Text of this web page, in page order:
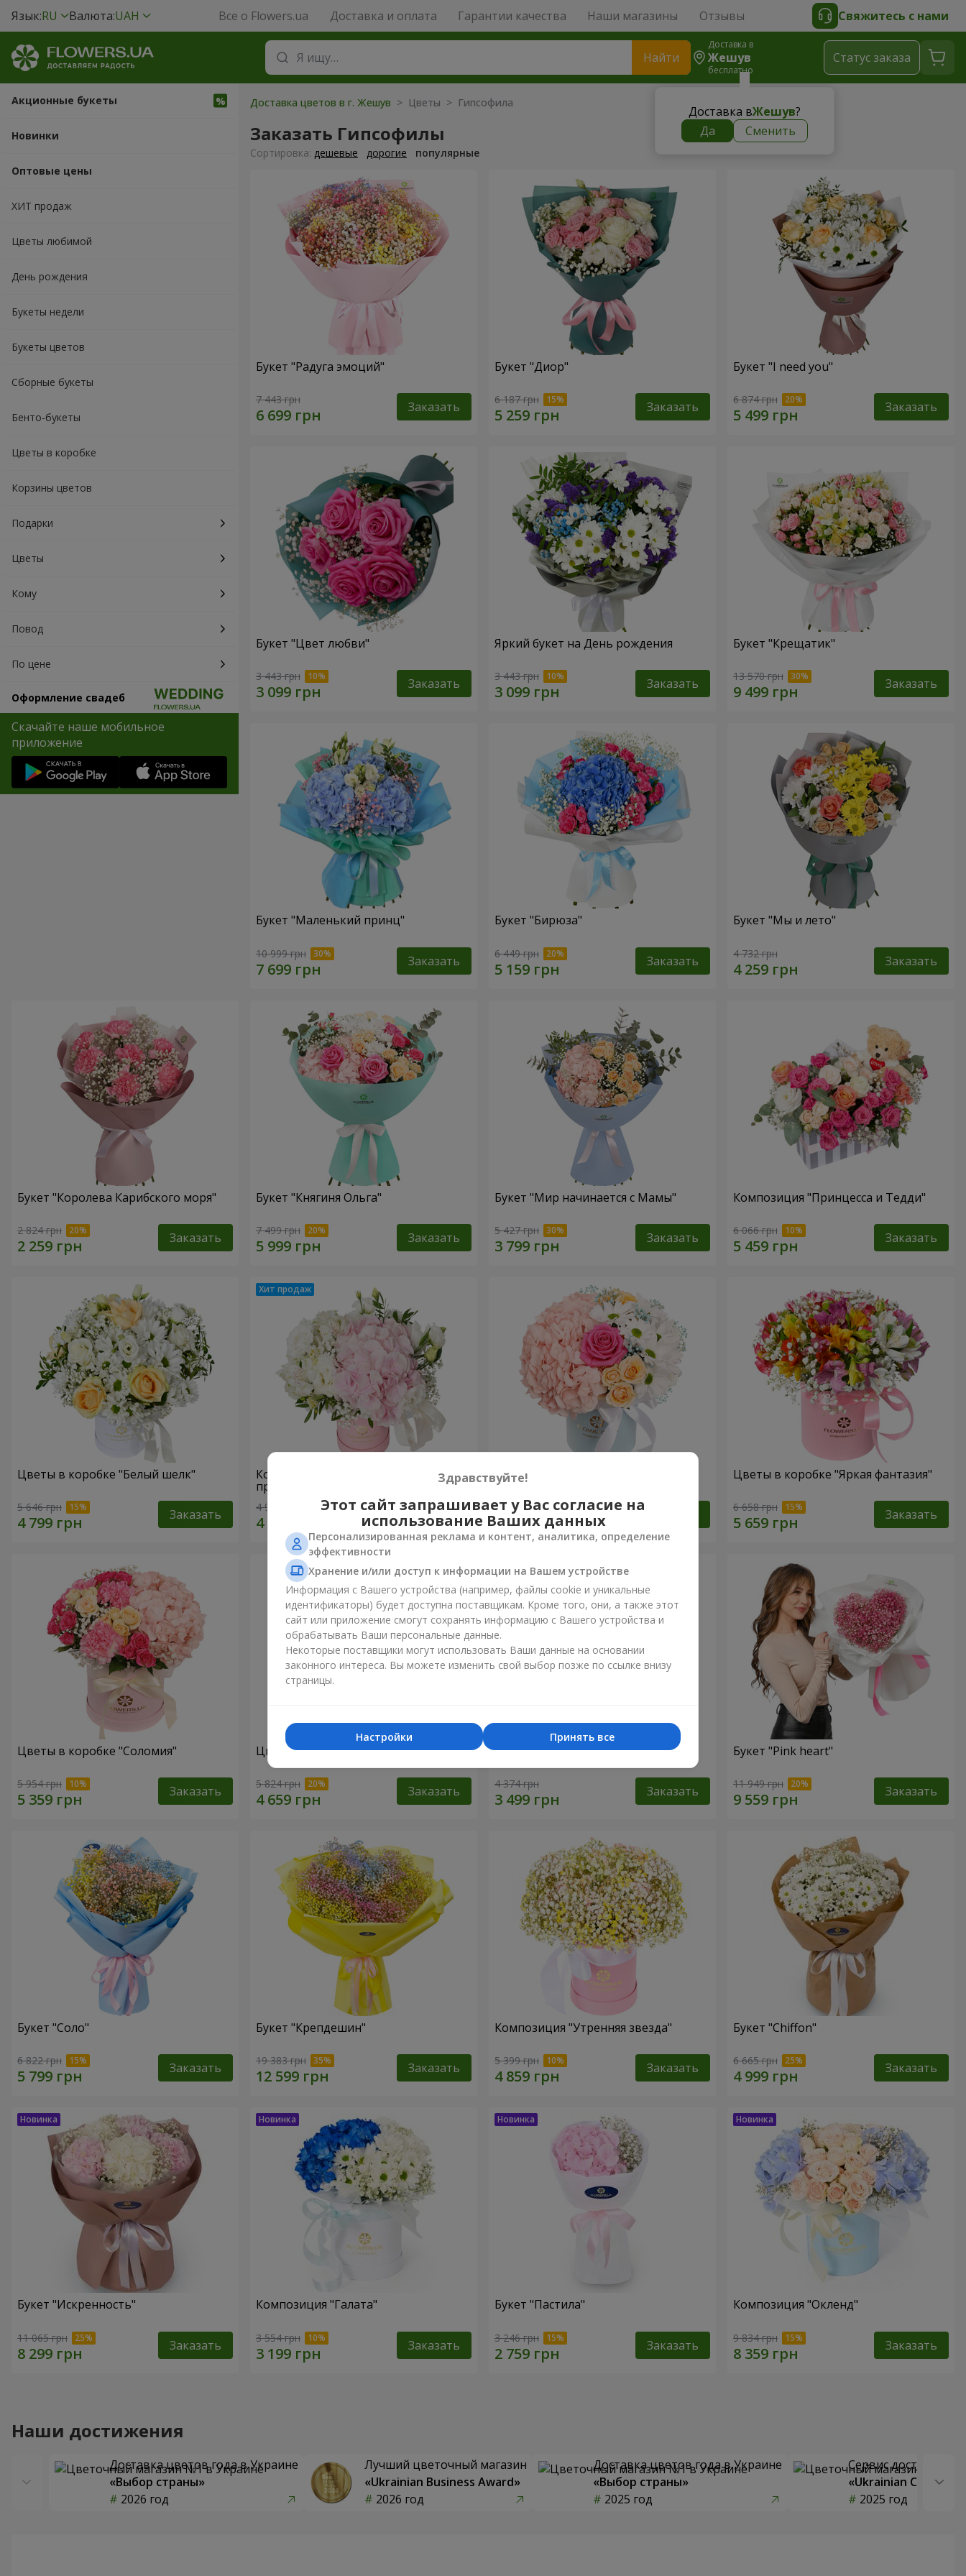
Язык:RU Валюта:UAH Все о Flowers.ua Доставка и оплата Гарантии качества Наши магазины Отзывы Свяжитесь с нами
Найти
Доставка в
Жешув
бесплатно
Доставка вЖешув?
Да
Сменить
Cтатус заказа
Акционные букеты
Новинки
Оптовые цены
ХИТ продаж
Цветы любимой
День рождения
Букеты недели
Букеты цветов
Сборные букеты
Бенто-букеты
Цветы в коробке
Корзины цветов
Подарки
Цветы
Кому
Повод
По цене
Оформление свадеб
Скачайте наше мобильное
приложение
Доставка цветов в г. Жешув > Цветы > Гипсофила
Заказать Гипсофилы
Cортировка: дешевые дорогие популярные
Букет "Радуга эмоций"
7 443 грн Заказать
Букет "Диор"
6 187 грн Заказать
Букет "I need you"
6 874 грн Заказать
Букет "Цвет любви"
3 443 грн Заказать
Яркий букет на День рождения
3 443 грн Заказать
Букет "Крещатик"
13 570 грн Заказать
Букет "Маленький принц"
10 999 грн Заказать
Букет "Бирюза"
6 449 грн Заказать
Букет "Мы и лето"
4 732 грн Заказать
Букет "Королева Карибского моря"
2 824 грн Заказать
Букет "Княгиня Ольга"
7 499 грн Заказать
Букет "Мир начинается с Мамы"
5 427 грн Заказать
Композиция "Принцесса и Тедди"
6 066 грн Заказать
Цветы в коробке "Белый шелк"
5 646 грн Заказать
Композиция "Нежное
прикосновение"
4 999 грн Заказать
Цветы в коробке "Счастья не
избежать"
4 705 грн
Цветы в коробке "Яркая фантазия"
6 658 грн Заказать
Цветы в коробке "Соломия"
5 954 грн Заказать
Цветы в коробке "Помпадур"
5 824 грн Заказать
Корзина "Ангелочек"
4 374 грн Заказать
Букет "Pink heart"
11 949 грн Заказать
Букет "Соло"
6 822 грн Заказать
Букет "Крепдешин"
19 383 грн Заказать
Композиция "Утренняя звезда"
5 399 грн Заказать
Букет "Chiffon"
6 665 грн Заказать
Букет "Искренность"
11 065 грн Заказать
Композиция "Галата"
3 554 грн Заказать
Букет "Пастила"
3 246 грн Заказать
Композиция "Окленд"
9 834 грн Заказать
Наши достижения
Доставка цветов года в Украине
«Выбор страны»
2026 год
Лучший цветочный магазин
«Ukrainian Business Award»
2026 год
Доставка цветов года в Украине
«Выбор страны»
2025 год
Сервис доставки
«Ukrainian Choice»
2025 год
Здравствуйте!
Этот сайт запрашивает у Вас согласие на
использование Ваших данных
Персонализированная реклама и контент, аналитика, определение
эффективности
Хранение и/или доступ к информации на Вашем устройстве
Информация с Вашего устройства (например, файлы cookie и уникальные
идентификаторы) будет доступна поставщикам. Кроме того, они, а также этот
сайт или приложение смогут сохранять информацию с Вашего устройства и
обрабатывать Ваши персональные данные.
Некоторые поставщики могут использовать Ваши данные на основании
законного интереса. Вы можете изменить свой выбор позже по ссылке внизу
страницы.
Принять все
Настройки